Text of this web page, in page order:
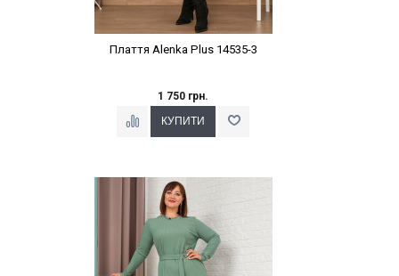
Плаття Alenka Plus 14535-3
1 750 грн.
Наклейки Варіант з %